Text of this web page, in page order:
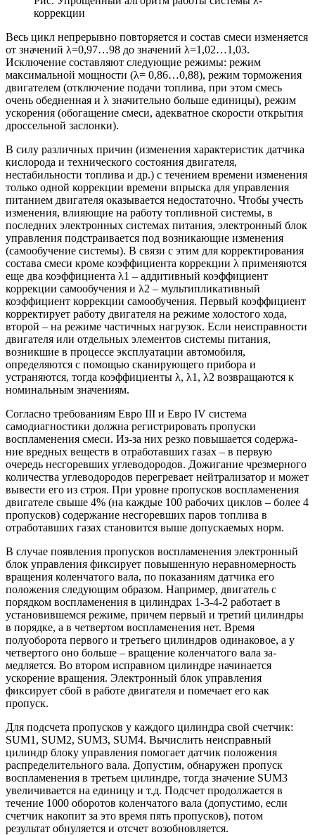
коррекции
Весь цикл непрерывно повторяется и состав смеси изменяется
от значений λ=0,97…98 до значений λ=1,02…1,03.
Исключение составляют следующие режимы: режим
максимальной мощности (λ= 0,86…0,88), режим торможения
двигателем (отключение подачи топлива, при этом смесь
очень обедненная и λ значительно больше единицы), режим
ускорения (обогащение смеси, адекватное скорости открытия
дроссельной заслонки).
В силу различных причин (изменения характеристик датчика
кислорода и технического состояния двигателя,
нестабильности топлива и др.) с течением времени изменения
только одной коррекции времени впрыска для управления
питанием двигателя оказывается недостаточно. Чтобы учесть
изменения, влияющие на работу топливной системы, в
последних электронных системах питания, электронный блок
управления подстраивается под возникающие изменения
(самообучение системы). В связи с этим для корректирования
состава смеси кроме коэффициента коррекции λ применяются
еще два коэффициента λ1 – аддитивный коэффициент
коррекции самообучения и λ2 – мультипликативный
коэффициент коррекции самообучения. Первый коэффициент
корректирует работу двигателя на режиме холостого хода,
второй – на режиме частичных нагрузок. Если неисправности
двигателя или отдельных элементов системы питания,
возникшие в процессе эксплуатации автомобиля,
определяются с помощью сканирующего прибора и
устраняются, тогда коэффициенты λ, λ1, λ2 возвращаются к
номинальным значениям.
Согласно требованиям Евро III и Евро IV система
самодиагностики должна реги­стрировать пропуски
воспламенения смеси. Из-за них резко повышается содержа­
ние вредных веществ в отработавших газах – в первую
очередь несгоревших угле­водородов. Дожигание чрезмерного
количества углеводородов перегревает нейтрализатор и может
вывести его из строя. При уровне пропусков воспламенения
двигателе свыше 4% (на каждые 100 рабочих циклов – более 4
пропусков) со­держание несгоревших паров топлива в
отработавших газах становится выше допускаемых норм.
В случае появления пропусков воспламенения электронный
блок управления фиксирует повы­шенную неравномерность
вращения коленчатого вала, по показаниям датчика его
положения следующим образом. Например, двигатель с
порядком воспламенения в цилиндрах 1-3-4-2 работает в
установив­шемся режиме, причем первый и третий цилиндры
в порядке, а в четвертом вос­пламенения нет. Время
полуоборота пер­вого и третьего цилиндров одинаковое, а у
четвертого оно больше – вращение коленчатого вала за­
медляется. Во втором исправном цилиндре начинается
ускорение вращения. Электронный блок управления
фиксирует сбой в работе двигателя и помечает его как
пропуск.
Для подсчета пропусков у каждого ци­линдра свой счетчик:
SUM1, SUM2, SUM3, SUM4. Вычислить неисправный
цилиндр блоку управления помогает датчик положения
распределительного вала. Допустим, обнаружен пропуск
воспламе­нения в третьем цилиндре, тогда значение SUM3
увеличивается на единицу и т.д. Подсчет продолжается в
течение 1000 оборотов коленчатого вала (допустимо, если
счетчик накопит за это время пять пропусков), потом
результат обнуляется и от­счет возобновляется.